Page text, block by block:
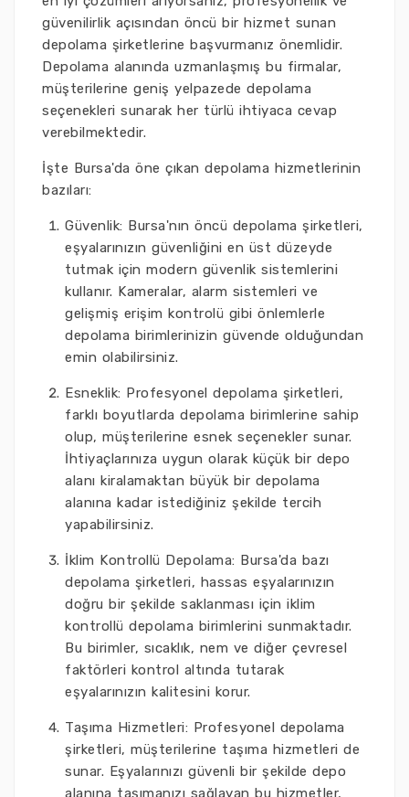
güvenilirlik açısından öncü bir hizmet sunan
depolama şirketlerine başvurmanız önemlidir.
Depolama alanında uzmanlaşmış bu firmalar,
müşterilerine geniş yelpazede depolama
seçenekleri sunarak her türlü ihtiyaca cevap
verebilmektedir.
İşte Bursa'da öne çıkan depolama hizmetlerinin
bazıları:
Güvenlik: Bursa'nın öncü depolama şirketleri,
eşyalarınızın güvenliğini en üst düzeyde
tutmak için modern güvenlik sistemlerini
kullanır. Kameralar, alarm sistemleri ve
gelişmiş erişim kontrolü gibi önlemlerle
depolama birimlerinizin güvende olduğundan
emin olabilirsiniz.
Esneklik: Profesyonel depolama şirketleri,
farklı boyutlarda depolama birimlerine sahip
olup, müşterilerine esnek seçenekler sunar.
İhtiyaçlarınıza uygun olarak küçük bir depo
alanı kiralamaktan büyük bir depolama
alanına kadar istediğiniz şekilde tercih
yapabilirsiniz.
İklim Kontrollü Depolama: Bursa'da bazı
depolama şirketleri, hassas eşyalarınızın
doğru bir şekilde saklanması için iklim
kontrollü depolama birimlerini sunmaktadır.
Bu birimler, sıcaklık, nem ve diğer çevresel
faktörleri kontrol altında tutarak
eşyalarınızın kalitesini korur.
Taşıma Hizmetleri: Profesyonel depolama
şirketleri, müşterilerine taşıma hizmetleri de
sunar. Eşyalarınızı güvenli bir şekilde depo
alanına taşımanızı sağlayan bu hizmetler,